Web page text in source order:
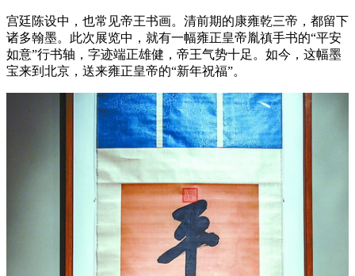
宫廷陈设中，也常见帝王书画。清前期的康雍乾三帝，都留下
诸多翰墨。此次展览中，就有一幅雍正皇帝胤禛手书的“平安
如意”行书轴，字迹端正雄健，帝王气势十足。如今，这幅墨
宝来到北京，送来雍正皇帝的“新年祝福”。